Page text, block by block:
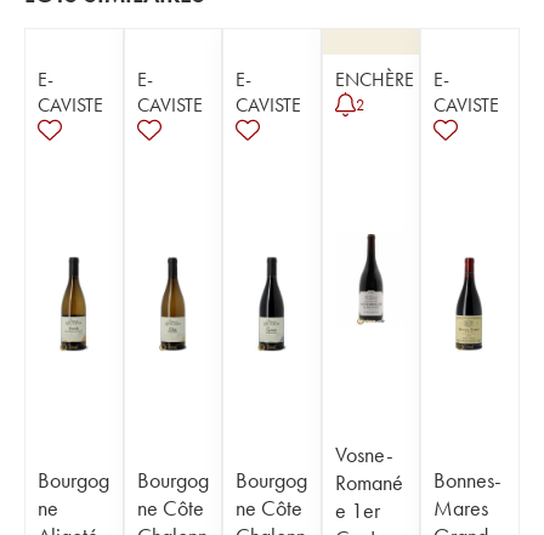
E-
CAVISTE
Bourgog
ne
E-
CAVISTE
Bourgog
ne Côte
E-
CAVISTE
Bourgog
ne Côte
ENCHÈRE
2
Vosne-
Romané
e 1er
E-
CAVISTE
Bonnes-
Mares